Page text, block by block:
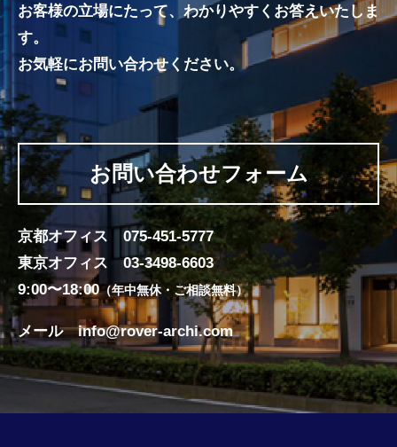
お客様の立場にたって、わかりやすくお答えいたしま
す。
お気軽にお問い合わせください。
お問い合わせフォーム
京都オフィス 075-451-5777
東京オフィス03-3498-6603
9:00〜18:00（年中無休・ご相談無料）
メールinfo@rover-archi.com